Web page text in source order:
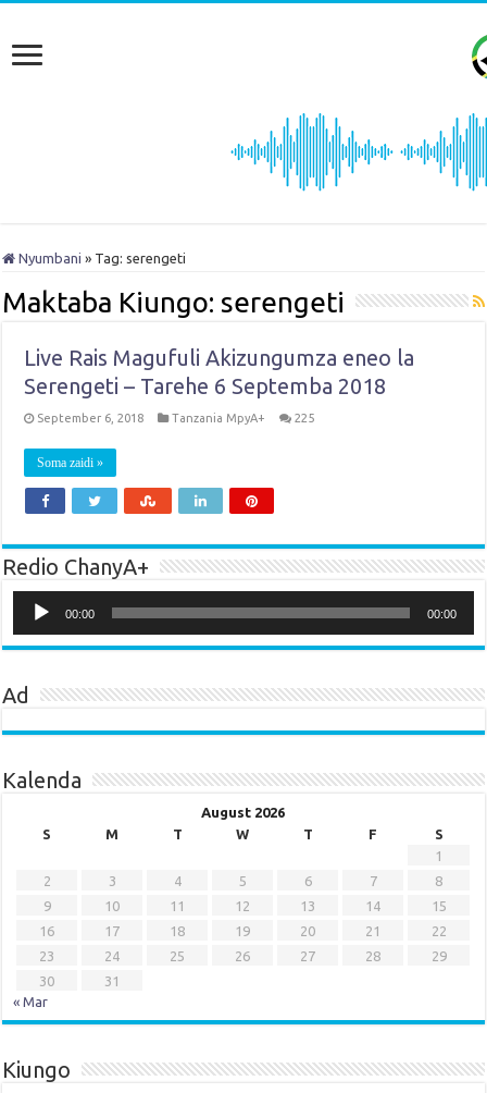
Nyumbani » Tag:serengeti
Maktaba Kiungo: serengeti
Live Rais Magufuli Akizungumza eneo la
Serengeti – Tarehe 6 Septemba 2018
September 6, 2018 Tanzania MpyA+ 225
Soma zaidi »
Redio ChanyA+
Player
00:00 00:00
Ad
Kalenda
August 2026
S
M T W T F
S
1
2
3 4 5 6 7
8
9
10 11 12 13 14
15
16
17 18 19 20 21
22
23
24 25 26 27 28
29
30
31
« Mar
Kiungo